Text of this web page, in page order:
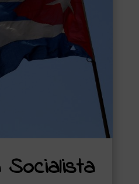
Socialista